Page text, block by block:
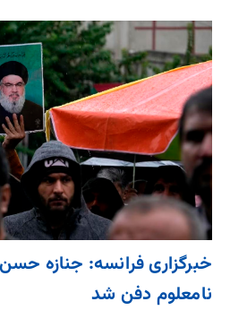
خبرگزاری فرانسه: جنازه
نامعلوم دفن شد